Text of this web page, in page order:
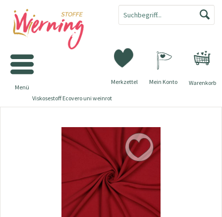
Warenkorb
Merkzettel Mein Konto
Menü
Viskosestoff Ecovero uni weinrot